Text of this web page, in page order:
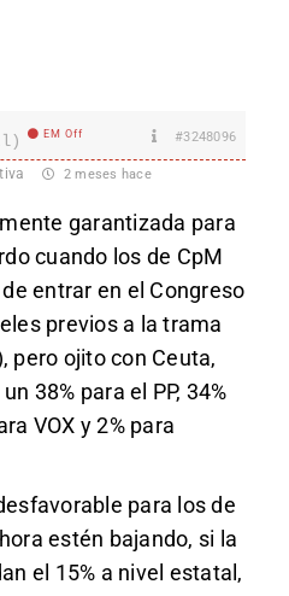
EM Off #3248096
2 meses hace
garantizada para
cuando los de CpM
entrar en el Congreso
previos a la trama
pero ojito con Ceuta,
38% para el PP, 34%
VOX y 2% para
para los de
estén bajando, si la
el 15% a nivel estatal,